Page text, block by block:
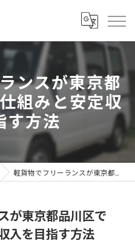
ンスが東京都
組みと安定収
す方法
軽貨物でフリーランスが東京都品川区で稼げる仕組みと安定収入を目指す方法
が東京都品川区で
入を目指す方法